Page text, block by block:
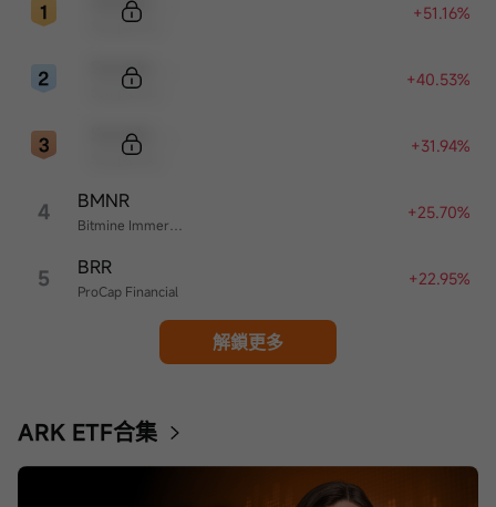
+51.16%
+40.53%
+31.94%
4 BMNR +25.70%
5 ProCap Financial
BRR +22.95%
解鎖更多
ARK ETF合集